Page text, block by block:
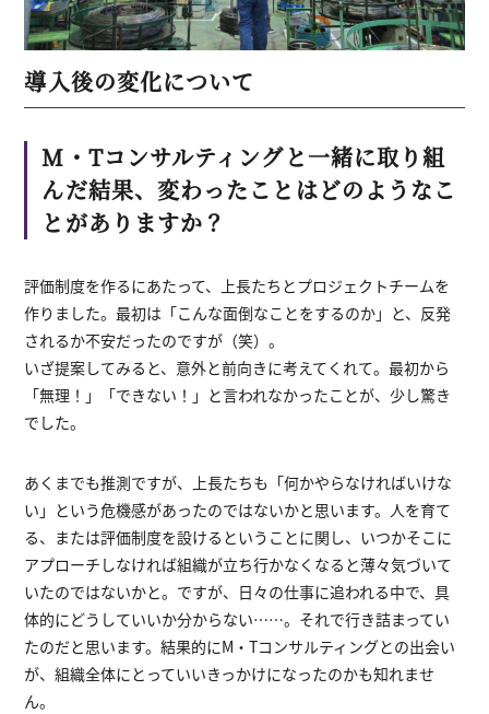
導入後の変化について
M・Tコンサルティングと一緒に取り組
んだ結果、変わったことはどのようなこ
とがありますか？
評価制度を作るにあたって、上長たちとプロジェクトチームを
作りました。最初は「こんな面倒なことをするのか」と、反発
されるか不安だったのですが（笑）。
いざ提案してみると、意外と前向きに考えてくれて。最初から
「無理！」「できない！」と言われなかったことが、少し驚き
でした。
あくまでも推測ですが、上長たちも「何かやらなければいけな
い」という危機感があったのではないかと思います。人を育て
る、または評価制度を設けるということに関し、いつかそこに
アプローチしなければ組織が立ち行かなくなると薄々気づいて
いたのではないかと。ですが、日々の仕事に追われる中で、具
体的にどうしていいか分からない……。それで行き詰まってい
たのだと思います。結果的にM・Tコンサルティングとの出会い
が、組織全体にとっていいきっかけになったのかも知れませ
ん。